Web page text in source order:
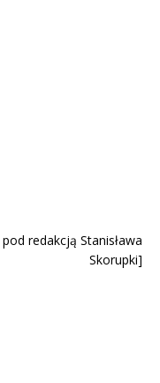
pod redakcją Stanisława
Skorupki]